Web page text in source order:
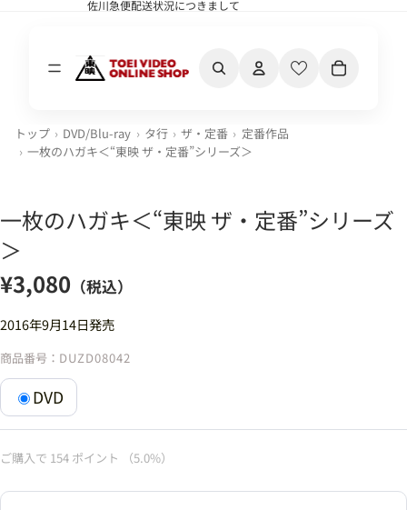
佐川急便配送状況につきまして
佐川急便配送状況につきまして
トップ DVD/Blu-ray タ行 ザ・定番
定番作品
一枚のハガキ＜“東映 ザ・定番”シリーズ＞
一枚のハガキ＜“東映 ザ・定番”シリーズ
＞
¥3,080 （税込）
2016年9月14日発売
商品番号： DUZD08042
DVD
ご購入で 154 ポイント （5.0%）